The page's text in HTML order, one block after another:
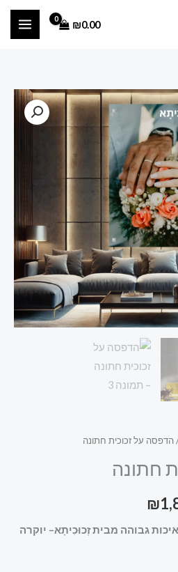
₪0.00
הדפסה על זכוכית חתונה
חתונה
₪
טווח
מחירים:
עד
גבוהה מבית זְכוּכִיתָא– יוקרה